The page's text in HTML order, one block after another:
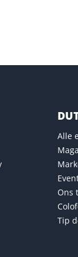
Alle
Ons
Tip